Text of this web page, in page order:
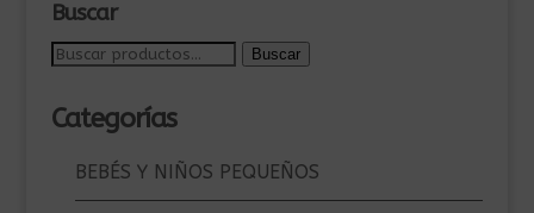
Buscar
Buscar
Buscar
Categorías
BEBÉS Y NIÑOS PEQUEÑOS